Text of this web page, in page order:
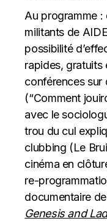
Au programme :
militants de
possibilité
rapides, gratuits
conférences sur
(“Comment
avec le
trou du cul
clubbing (Le
cinéma en
re-
documentaire
Genesis and